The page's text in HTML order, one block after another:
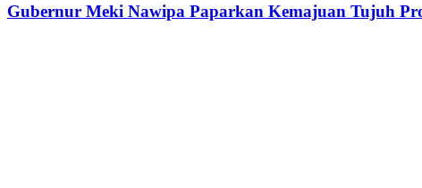
Gubernur Meki Nawipa Paparkan Kemajuan Tujuh